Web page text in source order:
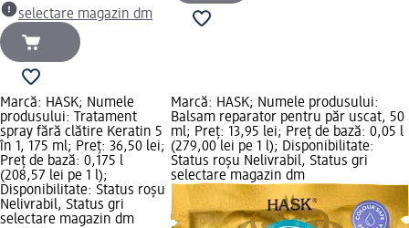
selectare magazin dm
Marcă: HASK; Numele
produsului: Tratament
spray fără clătire Keratin 5
în 1, 175 ml; Preț: 36,50 lei;
Preț de bază: 0,175 l
(208,57 lei pe 1 l);
Disponibilitate: Status roșu
Nelivrabil, Status gri
selectare magazin dm
Marcă: HASK; Numele produsului:
Balsam reparator pentru păr uscat, 50
ml; Preț: 13,95 lei; Preț de bază: 0,05 l
(279,00 lei pe 1 l); Disponibilitate:
Status roșu Nelivrabil, Status gri
selectare magazin dm